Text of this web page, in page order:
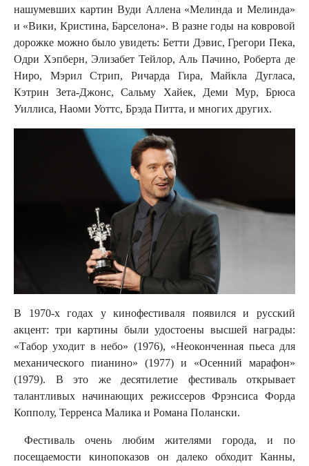
нашумевших картин Вуди Аллена «Мелинда и Мелинда»
и «Вики, Кристина, Барселона». В разне годы на ковровой
дорожке можно было увидеть: Бетти Дэвис, Грегори Пека,
Одри Хэпберн, Элизабет Тейлор, Аль Пачино, Роберта де
Ниро, Мэрил Стрип, Ричарда Гира, Майкла Дугласа,
Кэтрин Зета-Джонс, Сальму Хайек, Деми Мур, Брюса
Уиллиса, Наоми Уоттс, Брэда Питта, и многих других.
В 1970-х годах у кинофестиваля появился и русский
акцент: три картины были удостоены высшей награды:
«Табор уходит в небо» (1976), «Неоконченная пьеса для
механического пианино» (1977) и «Осенний марафон»
(1979). В это же десятилетие фестиваль открывает
талантливых начинающих режиссеров Фрэнсиса Форда
Копполу, Терренса Малика и Романа Полански.
Фестиваль очень любим жителями города, и по
посещаемости кинопоказов он далеко обходит Канны,